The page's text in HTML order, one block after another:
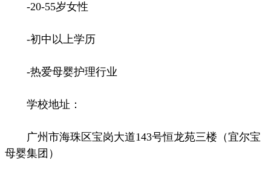
-20-55岁女性
-初中以上学历
-热爱母婴护理行业
学校地址：
广州市海珠区宝岗大道143号恒龙苑三楼（宜尔宝
母婴集团）